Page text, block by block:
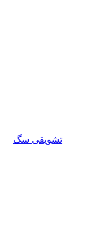
تشویقی سگ